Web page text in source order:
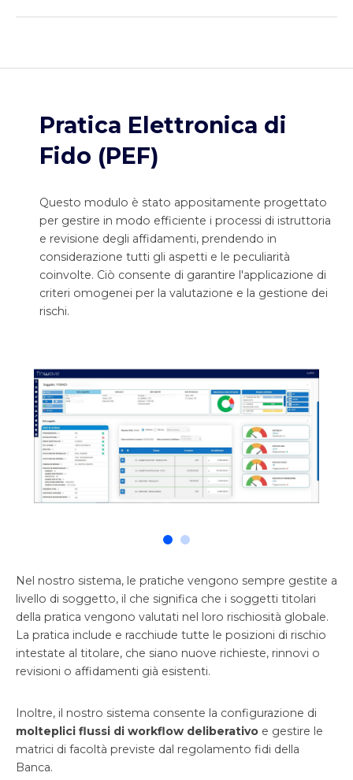
24x7 e consente la gestione delle operatività del
Pratica Elettronica di
Fido (PEF)
Questo modulo è stato appositamente progettato
per gestire in modo efficiente i processi di istruttoria
e revisione degli affidamenti, prendendo in
considerazione tutti gli aspetti e le peculiarità
coinvolte. Ciò consente di garantire l'applicazione di
criteri omogenei per la valutazione e la gestione dei
rischi.
Nel nostro sistema, le pratiche vengono sempre gestite a
livello di soggetto, il che significa che i soggetti titolari
della pratica vengono valutati nel loro rischiosità globale.
La pratica include e racchiude tutte le posizioni di rischio
intestate al titolare, che siano nuove richieste, rinnovi o
revisioni o affidamenti già esistenti.
Inoltre, il nostro sistema consente la configurazione di
molteplici flussi di workflow deliberativo e gestire le
matrici di facoltà previste dal regolamento fidi della
Banca.